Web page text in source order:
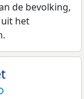
de bevolking,
het